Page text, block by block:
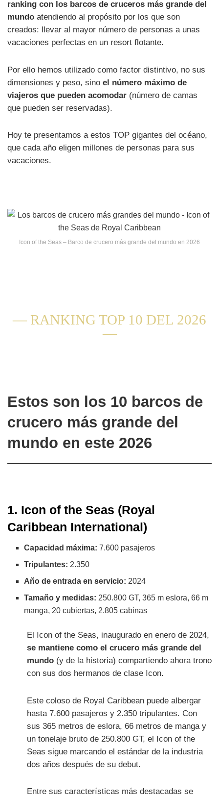
ranking con los barcos de cruceros más grande del
mundo atendiendo al propósito por los que son
creados: llevar al mayor número de personas a unas
vacaciones perfectas en un resort flotante.
Por ello hemos utilizado como factor distintivo, no sus
dimensiones y peso, sino el número máximo de
viajeros que pueden acomodar (número de camas
que pueden ser reservadas).
Hoy te presentamos a estos TOP gigantes del océano,
que cada año eligen millones de personas para sus
vacaciones.
Icon of the Seas – Barco de crucero más grande del mundo en 2026
— RANKING TOP 10 DEL 2026
—
Estos son los 10 barcos de
crucero más grande del
mundo en este 2026
1. Icon of the Seas (Royal
Caribbean International)
Capacidad máxima: 7.600 pasajeros
Tripulantes: 2.350
Año de entrada en servicio: 2024
Tamaño y medidas: 250.800 GT, 365 m eslora, 66 m
manga, 20 cubiertas, 2.805 cabinas
El Icon of the Seas, inaugurado en enero de 2024,
se mantiene como el crucero más grande del
mundo (y de la historia) compartiendo ahora trono
con sus dos hermanos de clase Icon.
Este coloso de Royal Caribbean puede albergar
hasta 7.600 pasajeros y 2.350 tripulantes. Con
sus 365 metros de eslora, 66 metros de manga y
un tonelaje bruto de 250.800 GT, el Icon of the
Seas sigue marcando el estándar de la industria
dos años después de su debut.
Entre sus características más destacadas se